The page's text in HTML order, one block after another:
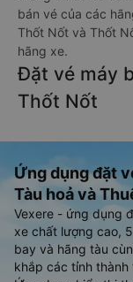
bán vé của các
Thốt Nốt và Thốt
hãng xe.
Đặt vé máy
Thốt Nốt
Ứng dụng đặt
Tàu hoả và
Vexere - ứng dụng
xe chất lượng cao,
bay và hãng tàu
khắp các tỉnh thành